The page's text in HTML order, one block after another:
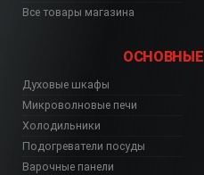
Все товары магазина
ОСНОВНЫЕ
Духовые шкафы
Микроволновые печи
Холодильники
Подогреватели посуды
Варочные панели